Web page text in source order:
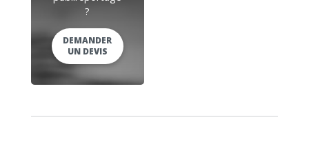
?
DEMANDER
UN DEVIS